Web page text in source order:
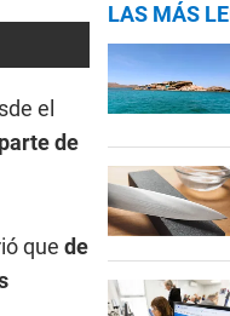
el
de
que de
LAS MÁS